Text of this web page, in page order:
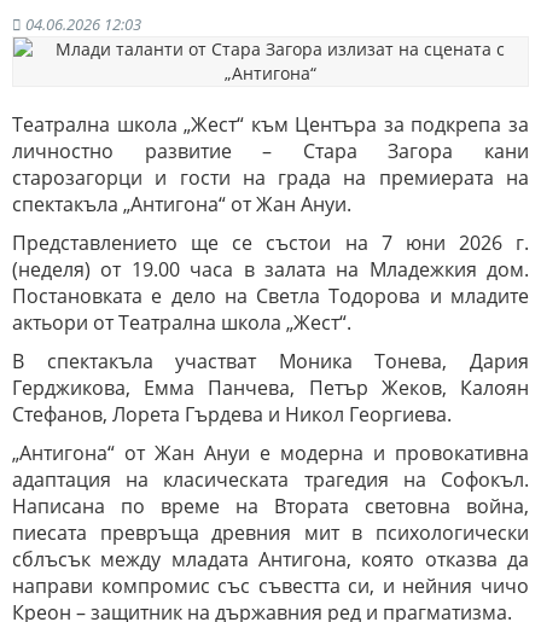
04.06.2026 12:03
Театрална школа „Жест“ към Центъра за подкрепа за
личностно развитие – Стара Загора кани
старозагорци и гости на града на премиерата на
спектакъла „Антигона“ от Жан Ануи.
Представлението ще се състои на 7 юни 2026 г.
(неделя) от 19.00 часа в залата на Младежкия дом.
Постановката е дело на Светла Тодорова и младите
актьори от Театрална школа „Жест“.
В спектакъла участват Моника Тонева, Дария
Герджикова, Емма Панчева, Петър Жеков, Калоян
Стефанов, Лорета Гърдева и Никол Георгиева.
„Антигона“ от Жан Ануи е модерна и провокативна
адаптация на класическата трагедия на Софокъл.
Написана по време на Втората световна война,
пиесата превръща древния мит в психологически
сблъсък между младата Антигона, която отказва да
направи компромис със съвестта си, и нейния чичо
Креон – защитник на държавния ред и прагматизма.